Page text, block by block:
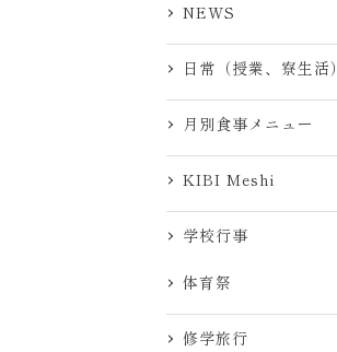
NEWS
日常（授業、寮生活）
月別食事メニュー
KIBI Meshi
学校行事
体育祭
修学旅行